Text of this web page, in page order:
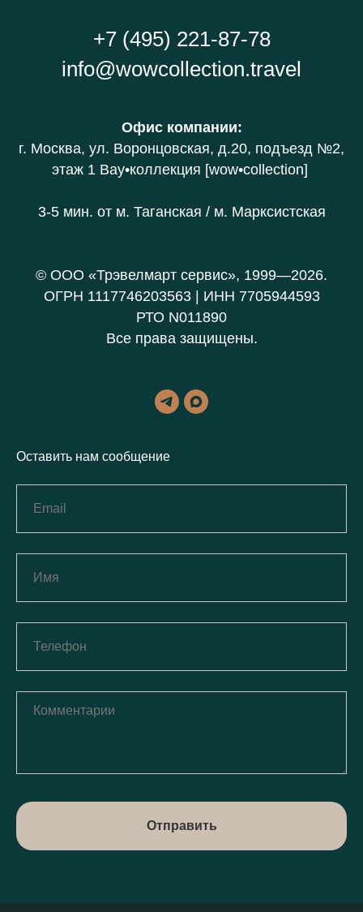
+7 (495) 221-87-78
info@wowcollection.travel
Офис компании:
г. Москва, ул. Воронцовская, д.20, подъезд №2,
этаж 1 Вау•коллекция [wow•collection]
3-5 мин. от м. Таганская / м. Марксистская
© ООО «Трэвелмарт сервис», 1999—2026.
ОГРН 1117746203563 | ИНН 7705944593
РТО N011890
Все права защищены.
Оставить нам сообщение
Отправить